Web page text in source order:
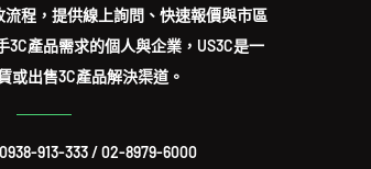
程，提供線上詢問、快速報價與市區
3C產品需求的個人與企業，US3C是一
或出售3C產品解決渠道。
0938-913-333/02-8979-6000